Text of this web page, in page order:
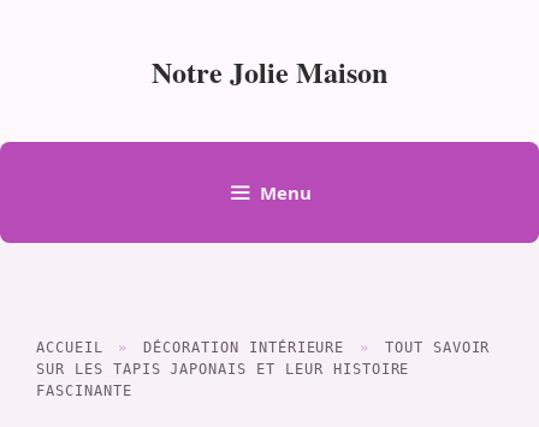
Notre Jolie Maison
Menu
ACCUEIL » DÉCORATION INTÉRIEURE »
TOUT SAVOIR
SUR LES TAPIS JAPONAIS ET LEUR HISTOIRE
FASCINANTE